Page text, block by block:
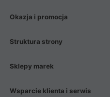
Okazja i promocja
Struktura strony
Sklepy marek
Wsparcie klienta i serwis